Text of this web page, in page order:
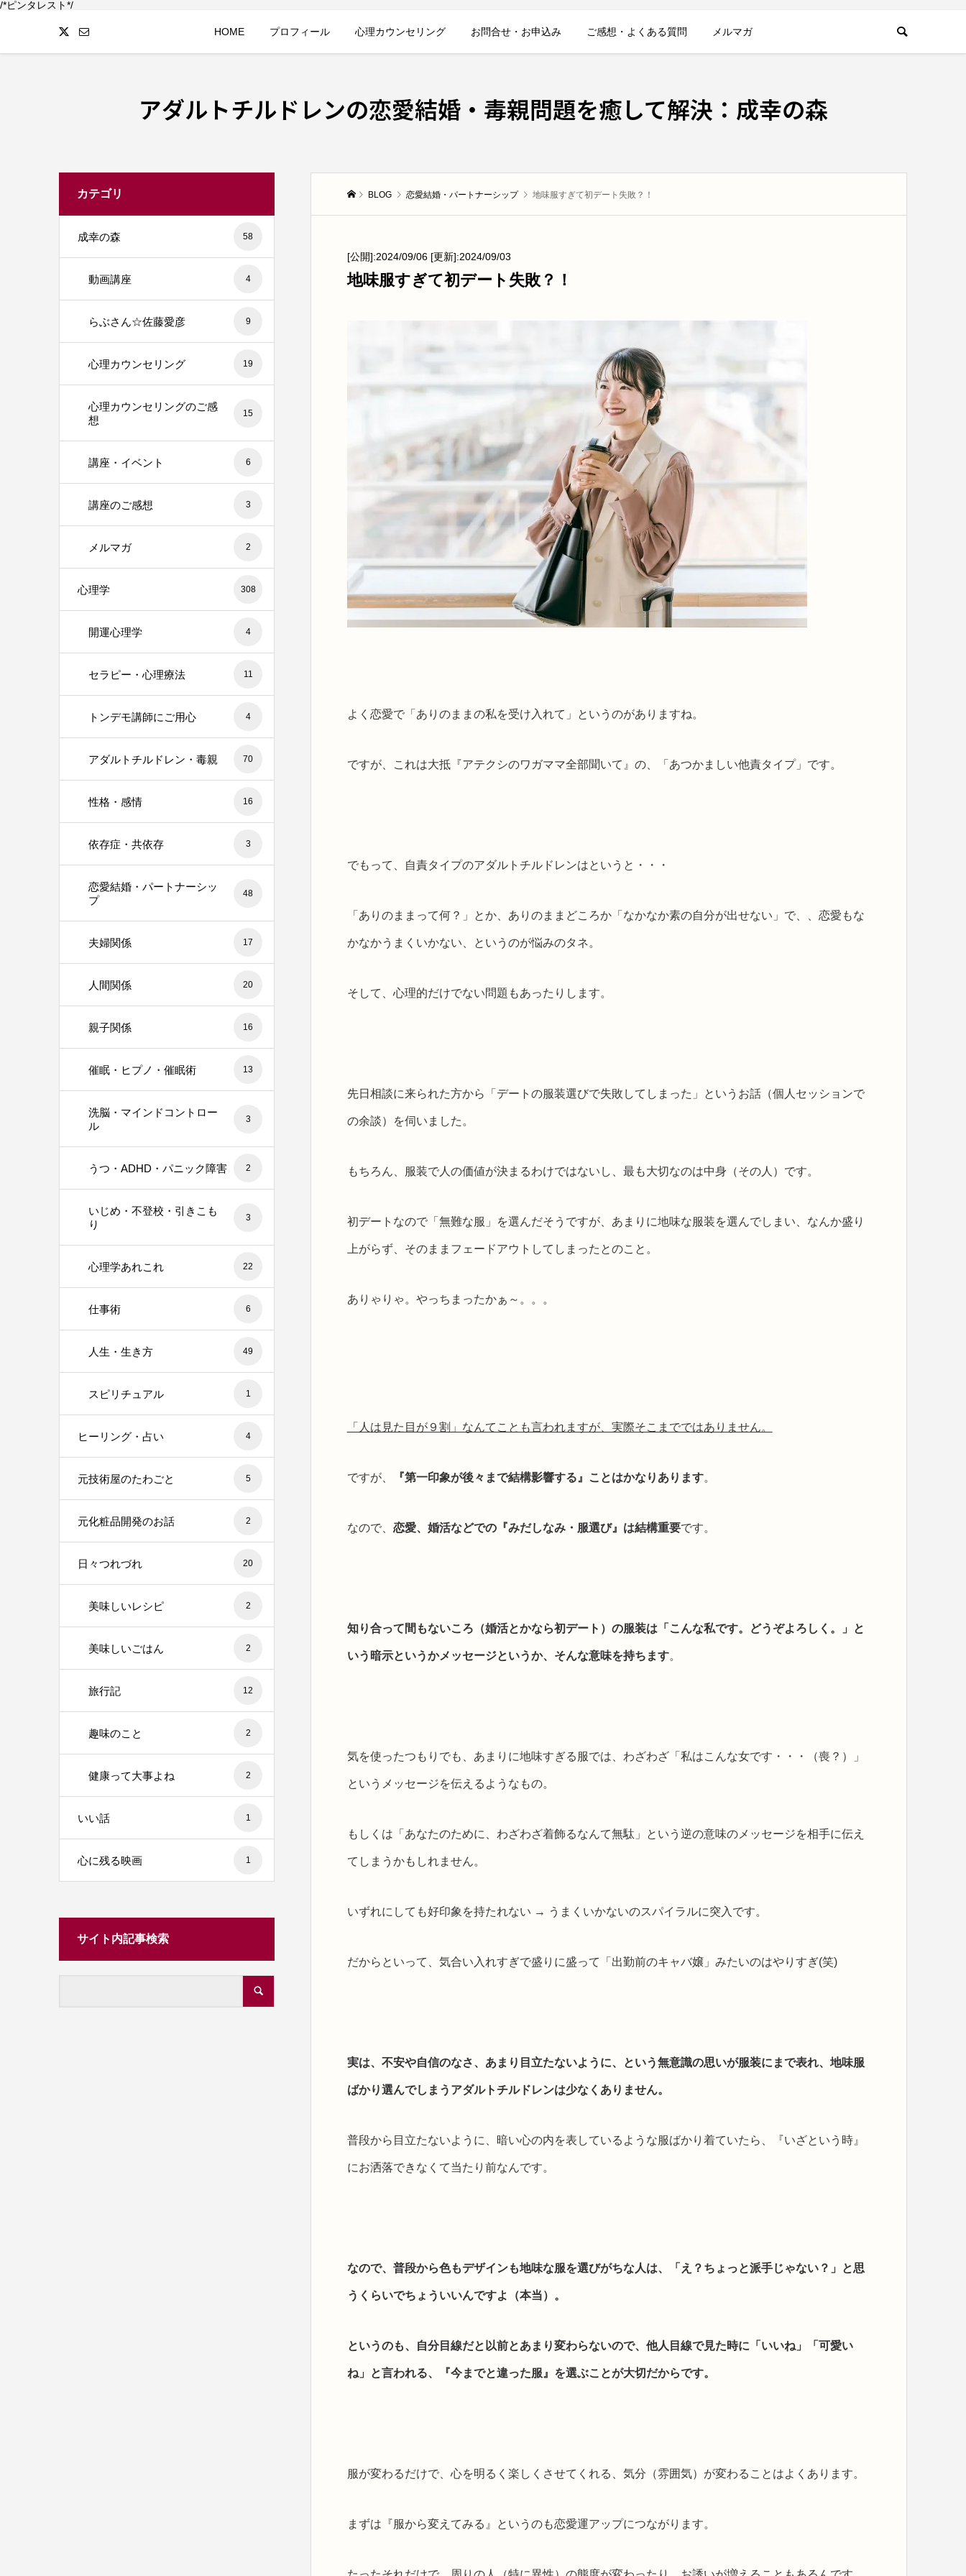
/*ピンタレスト*/
HOME プロフィール 心理カウンセリング お問合せ・お申込み ご感想・よくある質問 メルマガ
アダルトチルドレンの恋愛結婚・毒親問題を癒して解決：成幸の森
BLOG 恋愛結婚・パートナーシップ 地味服すぎて初デート失敗？！
[公開]:2024/09/06 [更新]:2024/09/03
地味服すぎて初デート失敗？！
よく恋愛で「ありのままの私を受け入れて」というのがありますね。
ですが、これは大抵『アテクシのワガママ全部聞いて』の、「あつかましい他責タイプ」です。
でもって、自責タイプのアダルトチルドレンはというと・・・
「ありのままって何？」とか、ありのままどころか「なかなか素の自分が出せない」で、、恋愛もな
かなかうまくいかない、というのが悩みのタネ。
そして、心理的だけでない問題もあったりします。
先日相談に来られた方から「デートの服装選びで失敗してしまった」というお話（個人セッションで
の余談）を伺いました。
もちろん、服装で人の価値が決まるわけではないし、最も大切なのは中身（その人）です。
初デートなので「無難な服」を選んだそうですが、あまりに地味な服装を選んでしまい、なんか盛り
上がらず、そのままフェードアウトしてしまったとのこと。
ありゃりゃ。やっちまったかぁ～。。。
「人は見た目が９割」なんてことも言われますが、実際そこまでではありません。
ですが、 『第一印象が後々まで結構影響する』ことはかなりあります。
なので、 恋愛、婚活などでの『みだしなみ・服選び』は結構重要です。
知り合って間もないころ（婚活とかなら初デート）の服装は「こんな私です。どうぞよろしく。」と
いう暗示というかメッセージというか、そんな意味を持ちます。
気を使ったつもりでも、あまりに地味すぎる服では、わざわざ「私はこんな女です・・・（喪？）」
というメッセージを伝えるようなもの。
もしくは「あなたのために、わざわざ着飾るなんて無駄」という逆の意味のメッセージを相手に伝え
てしまうかもしれません。
いずれにしても好印象を持たれない → うまくいかないのスパイラルに突入です。
だからといって、気合い入れすぎで盛りに盛って「出勤前のキャバ嬢」みたいのはやりすぎ(笑)
実は、不安や自信のなさ、あまり目立たないように、という無意識の思いが服装にまで表れ、地味服
ばかり選んでしまうアダルトチルドレンは少なくありません。
普段から目立たないように、暗い心の内を表しているような服ばかり着ていたら、『いざという時』
にお洒落できなくて当たり前なんです。
なので、普段から色もデザインも地味な服を選びがちな人は、「え？ちょっと派手じゃない？」と思
うくらいでちょういいんですよ（本当）。
というのも、自分目線だと以前とあまり変わらないので、他人目線で見た時に「いいね」「可愛い
ね」と言われる、『今までと違った服』を選ぶことが大切だからです。
服が変わるだけで、心を明るく楽しくさせてくれる、気分（雰囲気）が変わることはよくあります。
まずは『服から変えてみる』というのも恋愛運アップにつながります。
カテゴリ
成幸の森 58
動画講座 4
らぶさん☆佐藤愛彦 9
心理カウンセリング 19
心理カウンセリングのご感
想
15
講座・イベント 6
講座のご感想 3
メルマガ 2
心理学 308
開運心理学 4
セラピー・心理療法 11
トンデモ講師にご用心 4
アダルトチルドレン・毒親 70
性格・感情 16
依存症・共依存 3
恋愛結婚・パートナーシッ
プ
48
夫婦関係 17
人間関係 20
親子関係 16
催眠・ヒプノ・催眠術 13
洗脳・マインドコントロー
ル
3
うつ・ADHD・パニック障害 2
いじめ・不登校・引きこも
り
3
心理学あれこれ 22
仕事術 6
人生・生き方 49
スピリチュアル 1
ヒーリング・占い 4
元技術屋のたわごと 5
元化粧品開発のお話 2
日々つれづれ 20
美味しいレシピ 2
美味しいごはん 2
旅行記 12
趣味のこと 2
健康って大事よね 2
いい話 1
心に残る映画 1
サイト内記事検索